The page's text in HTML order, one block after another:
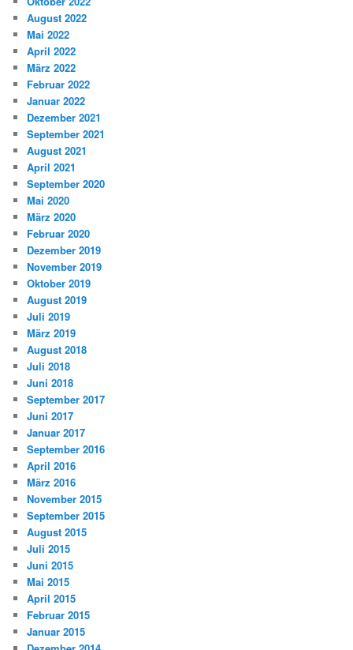
August 2022
Mai 2022
April 2022
März 2022
Februar 2022
Januar 2022
Dezember 2021
September 2021
August 2021
April 2021
September 2020
Mai 2020
März 2020
Februar 2020
Dezember 2019
November 2019
Oktober 2019
August 2019
Juli 2019
März 2019
August 2018
Juli 2018
Juni 2018
September 2017
Juni 2017
Januar 2017
September 2016
April 2016
März 2016
November 2015
September 2015
August 2015
Juli 2015
Juni 2015
Mai 2015
April 2015
Februar 2015
Januar 2015